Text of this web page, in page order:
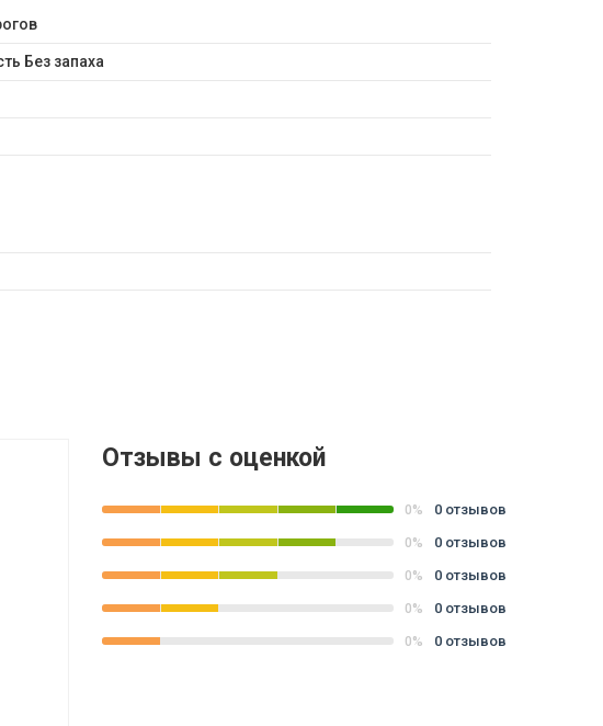
Без запаха
Отзывы с оценкой
0% 0 отзывов
0% 0 отзывов
0% 0 отзывов
0% 0 отзывов
0% 0 отзывов